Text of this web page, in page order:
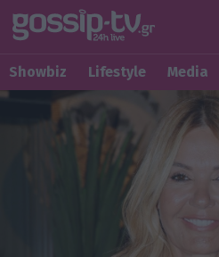
Showbiz Lifestyle Media